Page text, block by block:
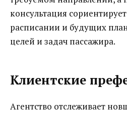
консультация
расписании и будущих
целей и задач пассажира.
Клиентские
Агентство отслеживает